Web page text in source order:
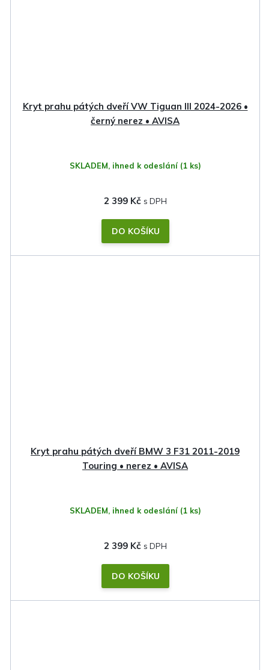
Kryt prahu pátých dveří VW Tiguan III 2024-2026 •
černý nerez • AVISA
SKLADEM, ihned k odeslání (1 ks)
2 399 Kč
DO KOŠÍKU
Kryt prahu pátých dveří BMW 3 F31 2011-2019
Touring • nerez • AVISA
SKLADEM, ihned k odeslání (1 ks)
2 399 Kč
DO KOŠÍKU